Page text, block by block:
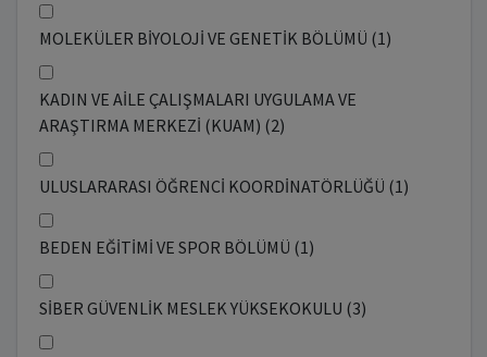
MOLEKÜLER BİYOLOJİ VE GENETİK BÖLÜMÜ (1)
KADIN VE AİLE ÇALIŞMALARI UYGULAMA VE
ARAŞTIRMA MERKEZİ (KUAM) (2)
ULUSLARARASI ÖĞRENCİ KOORDİNATÖRLÜĞÜ (1)
BEDEN EĞİTİMİ VE SPOR BÖLÜMÜ (1)
SİBER GÜVENLİK MESLEK YÜKSEKOKULU (3)